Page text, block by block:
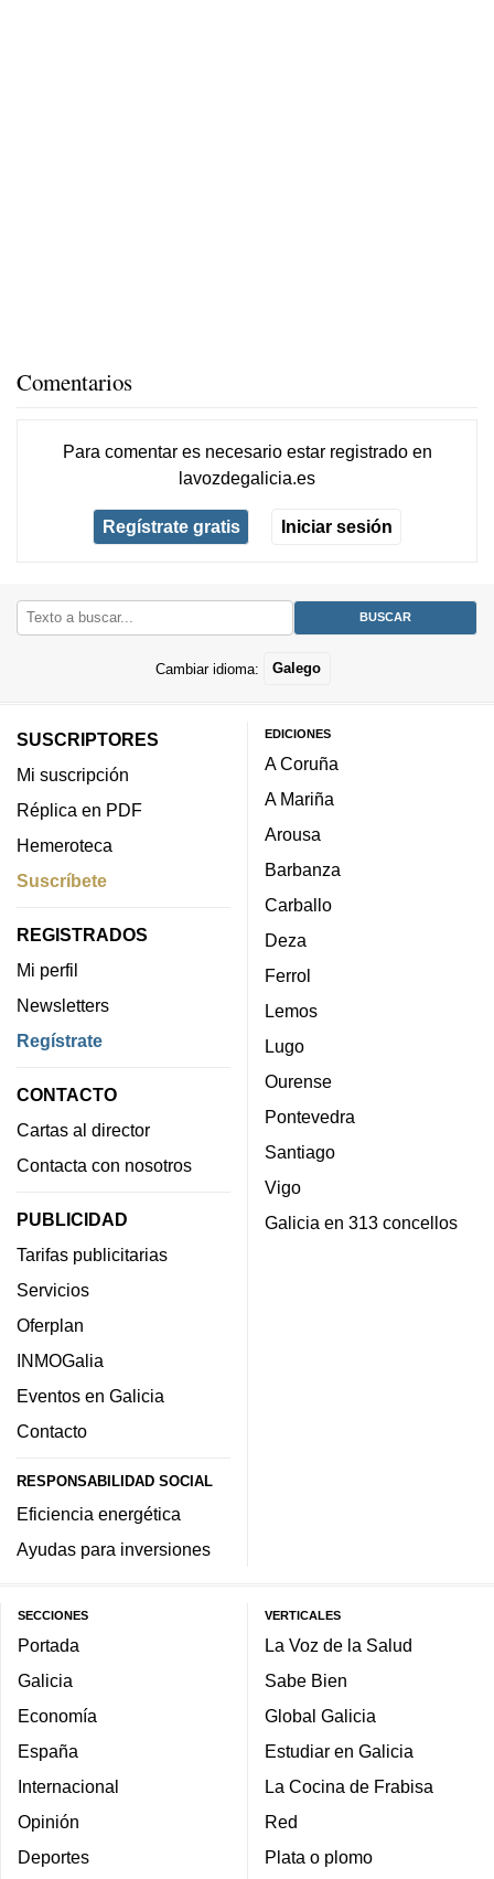
Comentarios
Para comentar es necesario estar registradoen
lavozdegalicia.es
Regístrate gratis Iniciar sesión
Cambiar idioma: Galego
SUSCRIPTORES
Mi suscripción
Réplica en PDF
Hemeroteca
Suscríbete
REGISTRADOS
Mi perfil
Newsletters
Regístrate
CONTACTO
Cartas al director
Contacta con nosotros
PUBLICIDAD
Tarifas publicitarias
Servicios
Oferplan
INMOGalia
Eventos en Galicia
Contacto
RESPONSABILIDAD SOCIAL
Eficiencia energética
Ayudas para inversiones
EDICIONES
A Coruña
A Mariña
Arousa
Barbanza
Carballo
Deza
Ferrol
Lemos
Lugo
Ourense
Pontevedra
Santiago
Vigo
Galicia en 313 concellos
SECCIONES
Portada
Galicia
Economía
España
Internacional
Opinión
Deportes
VERTICALES
La Voz de la Salud
Sabe Bien
Global Galicia
Estudiar en Galicia
La Cocina de Frabisa
Red
Plata o plomo